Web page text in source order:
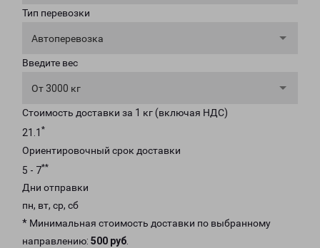
Тип перевозки
Автоперевозка
Введите вес
От 3000 кг
Стоимость доставки за 1 кг (включая НДС)
21.1 *
Ориентировочный срок доставки
5 - 7**
Дни отправки
пн, вт, ср, сб
* Минимальная стоимость доставки по выбранному
направлению: 500 руб.